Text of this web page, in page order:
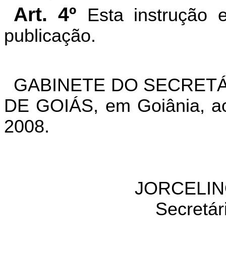
Art. 4º
Esta instrução
publicação.
GABINETE DO
DE GOIÁS, em Goiânia,
2008.